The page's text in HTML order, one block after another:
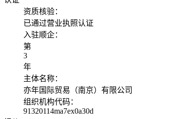
资质核验：
已通过营业执照认证
入驻顺企：
第
3
年
主体名称：
亦年国际贸易（南京）有限公司
组织机构代码：
91320114ma7ex0a30d